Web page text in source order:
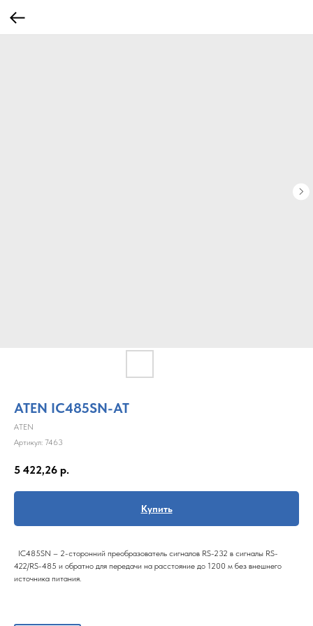
ATEN IC485SN-AT
ATEN
Артикул: 7463
5 422,26 р.
Купить
IC485SN – 2-сторонний преобразователь сигналов RS-232 в сигналы RS-
422/RS-485 и обратно для передачи на расстояние до 1200 м без внешнего
источника питания.